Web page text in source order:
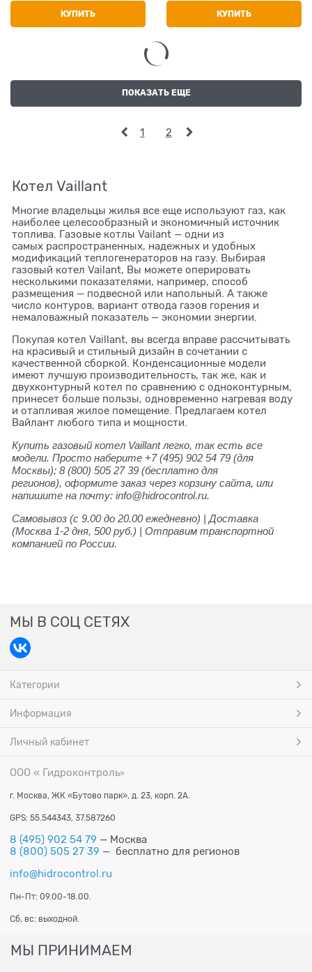
КУПИТЬ КУПИТЬ
ПОКАЗАТЬ ЕЩЕ
1 2
Котел Vaillant
Многие владельцы жилья все еще используют газ, как
наиболее целесообразный и экономичный источник
топлива. Газовые котлы Vailant — одни из
самых распространенных, надежных и удобных
модификаций теплогенераторов на газу. Выбирая
газовый котел Vailant, Вы можете оперировать
несколькими показателями, например, способ
размещения — подвесной или напольный. А также
число контуров, вариант отвода газов горения и
немаловажный показатель — экономии энергии.
Покупая котел Vaillant, вы всегда вправе рассчитывать
на красивый и стильный дизайн в сочетании с
качественной сборкой. Конденсационные модели
имеют лучшую производительность, так же, как и
двухконтурный котел по сравнению с одноконтурным,
принесет больше пользы, одновременно нагревая воду
и отапливая жилое помещение. Предлагаем котел
Вайлант любого типа и мощности.
Купить газовый котел Vaillant легко, так есть все
модели. Просто наберите +7 (495) 902 54 79 (для
Москвы); 8 (800) 505 27 39 (бесплатно для
регионов), оформите заказ через корзину сайта, или
напишите на почту: info@hidrocontrol.ru.
Самовывоз (с 9.00 до 20.00 ежедневно) | Доставка
(Москва 1-2 дня, 500 руб.) | Отправим транспортной
компанией по России.
МЫ В СОЦ СЕТЯХ
Категории
Информация
Личный кабинет
ООО « Гидроконтроль»
г. Москва, ЖК «Бутово парк», д. 23, корп. 2А.
GPS: 55.544343, 37.587260
8 (495) 902 54 79 — Москва
8 (800) 505 27 39 — бесплатно для регионов
info@hidrocontrol.ru
Пн-Пт: 09.00-18.00.
Сб, вс: выходной.
МЫ ПРИНИМАЕМ